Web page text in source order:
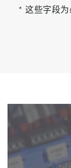
* 这些字段为